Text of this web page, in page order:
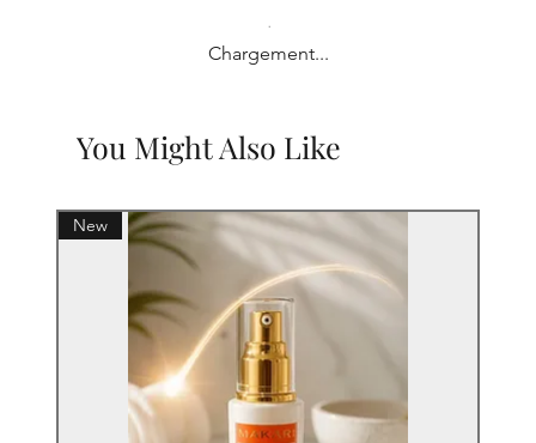
Chargement...
You Might Also Like
New